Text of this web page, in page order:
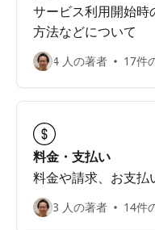
サービス利用開始時
方法などについて
4 人の著者 17件
料金・支払い
料金や請求、お支払
3 人の著者 14件